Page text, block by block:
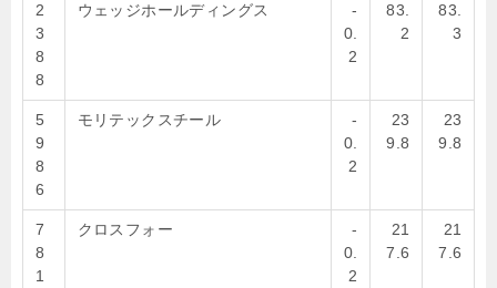
2
3
8
8
ウェッジホールディングス
-
0.
2
83.
2
83.
3
5
9
8
6
モリテックスチール
-
0.
2
23
9.8
23
9.8
7
8
1
クロスフォー
-
0.
2
21
7.6
21
7.6